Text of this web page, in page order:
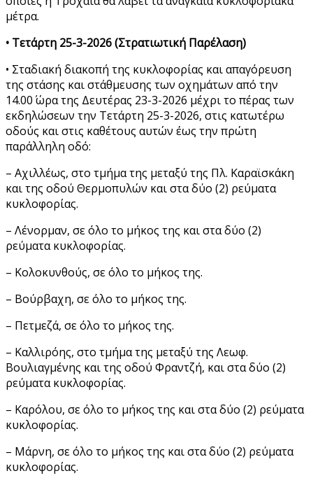
μέτρα.
• Τετάρτη 25-3-2026 (Στρατιωτική Παρέλαση)
• Σταδιακή διακοπή της κυκλοφορίας και απαγόρευση
της στάσης και στάθμευσης των οχημάτων από την
14.00΄ ώρα της Δευτέρας 23-3-2026 μέχρι το πέρας των
εκδηλώσεων την Τετάρτη 25-3-2026, στις κατωτέρω
οδούς και στις καθέτους αυτών έως την πρώτη
παράλληλη οδό:
– Αχιλλέως, στο τμήμα της μεταξύ της Πλ. Καραϊσκάκη
και της οδού Θερμοπυλών και στα δύο (2) ρεύματα
κυκλοφορίας.
– Λένορμαν, σε όλο το μήκος της και στα δύο (2)
ρεύματα κυκλοφορίας.
– Κολοκυνθούς, σε όλο το μήκος της.
– Βούρβαχη, σε όλο το μήκος της.
– Πετμεζά, σε όλο το μήκος της.
– Καλλιρόης, στο τμήμα της μεταξύ της Λεωφ.
Βουλιαγμένης και της οδού Φραντζή, και στα δύο (2)
ρεύματα κυκλοφορίας.
– Καρόλου, σε όλο το μήκος της και στα δύο (2) ρεύματα
κυκλοφορίας.
– Μάρνη, σε όλο το μήκος της και στα δύο (2) ρεύματα
κυκλοφορίας.